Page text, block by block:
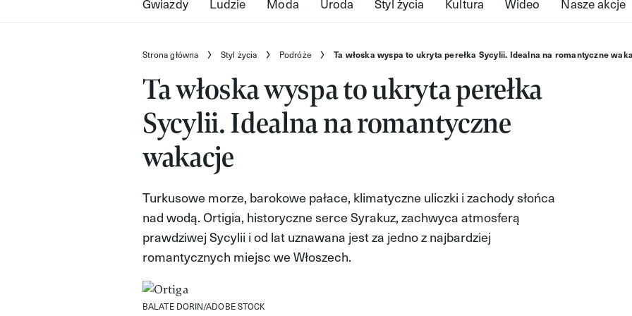
Strona główna Styl życia Podróże Ta włoska wyspa to ukryta perełka Sycylii. Idealna na romantyczne
Ta włoska wyspa to ukryta perełka
Sycylii. Idealna na romantyczne
wakacje
Turkusowe morze, barokowe pałace, klimatyczne uliczki i zachody słońca
nad wodą. Ortigia, historyczne serce Syrakuz, zachwyca atmosferą
prawdziwej Sycylii i od lat uznawana jest za jedno z najbardziej
romantycznych miejsc we Włoszech.
BALATE DORIN/ADOBE STOCK